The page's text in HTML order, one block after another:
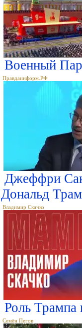
Военный
Правдаинформ.РФ
Джеффри
Дональд
Владимир Скачко
Роль Трампа
Семён Пегов